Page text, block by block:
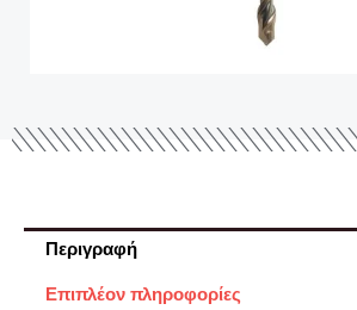
Περιγραφή
Επιπλέον πληροφορίες